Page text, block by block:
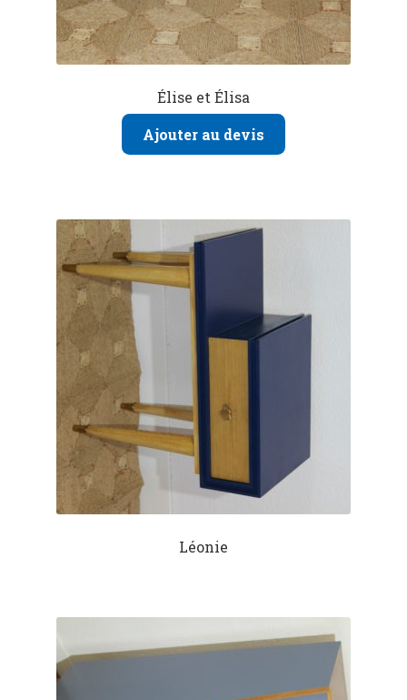
Élise et Élisa
Ajouter au devis
Léonie